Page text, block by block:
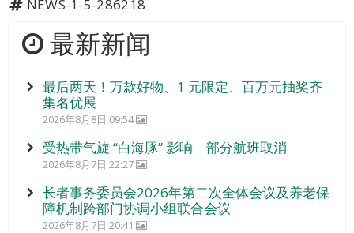
NEWS-1-5-286218
最新新闻
最后两天！万款好物、1 元限定、百万元抽奖齐
集名优展
2026年8月8日 09:54
受热带气旋 “白海豚” 影响 部分航班取消
2026年8月7日 22:27
长者事务委员会2026年第二次全体会议及养老保
障机制跨部门协调小组联合会议
2026年8月7日 20:41